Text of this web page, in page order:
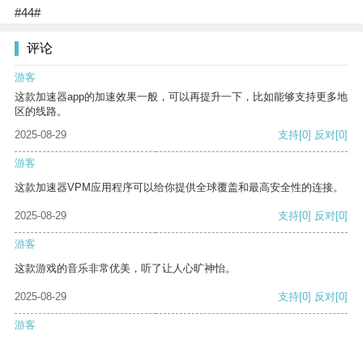
#44#
评论
游客
这款加速器app的加速效果一般，可以再提升一下，比如能够支持更多地
区的线路。
2025-08-29
支持[0] 反对[0]
游客
这款加速器VPM应用程序可以给你提供全球覆盖和最高安全性的连接。
2025-08-29 支持[0] 反对[0]
游客
这款游戏的音乐非常优美，听了让人心旷神怡。
2025-08-29 支持[0] 反对[0]
游客